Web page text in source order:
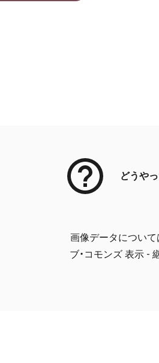
どうや
画像データについて
ブ・コモンズ 表示 -